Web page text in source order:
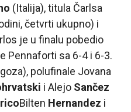
(Italija), titula Čarlsa
četvrti ukupno) i
je u finalu pobedio
Pennaforti sa 6-4 i 6-3.
polufinale Jovana
i Alejo Sančez
Bilten Hernandez i